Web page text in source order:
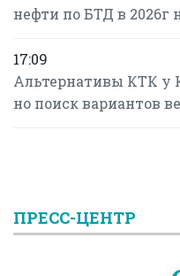
нефти по БТД в 2026г
17:09
Альтернативы КТК у
но поиск вариантов
ПРЕСС-ЦЕНТР